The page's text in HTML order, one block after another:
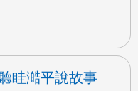
眭澔平說故事